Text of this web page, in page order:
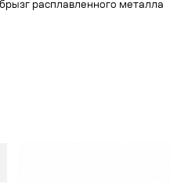
расплавленного металла